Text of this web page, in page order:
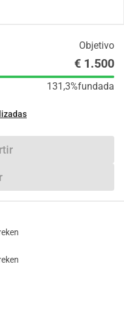
Objetivo
€ 1.500
131,3%fundada